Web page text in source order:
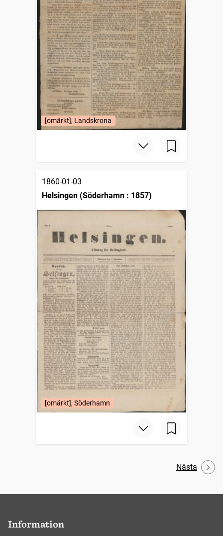
[omärkt], Landskrona
1860-01-03
Helsingen (Söderhamn : 1857)
[omärkt], Söderhamn
Nästa
Information